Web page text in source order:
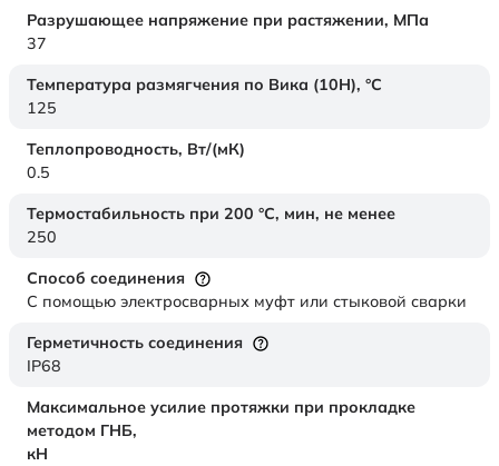
Разрушающее напряжение при растяжении, МПа
37
Температура размягчения по Вика (10Н), °C
125
Теплопроводность, Вт/(мК)
0.5
Термостабильность при 200 °С, мин, не менее
250
Способ соединения
С помощью электросварных муфт или стыковой сварки
Герметичность соединения
IP68
Максимальное усилие протяжки при прокладке
методом ГНБ,
кН